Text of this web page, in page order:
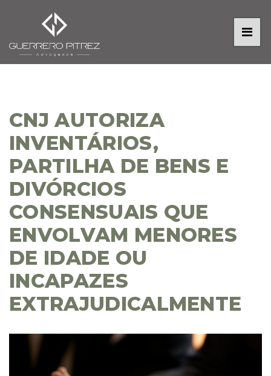
CNJ AUTORIZA
INVENTÁRIOS,
PARTILHA DE BENS E
DIVÓRCIOS
CONSENSUAIS QUE
ENVOLVAM MENORES
DE IDADE OU
INCAPAZES
EXTRAJUDICALMENTE